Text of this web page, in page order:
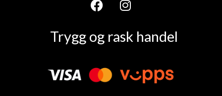
F
c
b
o
I
n
s
g
Trygg og rask handel